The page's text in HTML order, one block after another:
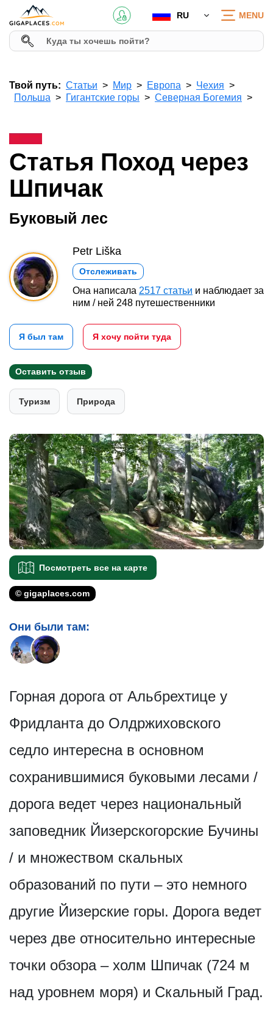
RU MENU
Твой путь: Статьи Мир Европа
Чехия
Польша
Гигантские горы Северная Богемия
Статья Поход через
Шпичак
Буковый лес
Petr Liška
Отслеживать
Она написала 2517 статьи и наблюдает за
ним / ней 248 путешественники
Я был там Я хочу пойти туда
Оставить отзыв
Туризм Природа
Посмотреть все на карте
© gigaplaces.com
Они были там:
Горная дорога от Альбрехтице у
Фридланта до Олдржиховского
седло интересна в основном
сохранившимися буковыми лесами /
дорога ведет через национальный
заповедник Йизерскогорские Бучины
/ и множеством скальных
образований по пути – это немного
другие Йизерские горы. Дорога ведет
через две относительно интересные
точки обзора – холм Шпичак (724 м
над уровнем моря) и Скальный Град.